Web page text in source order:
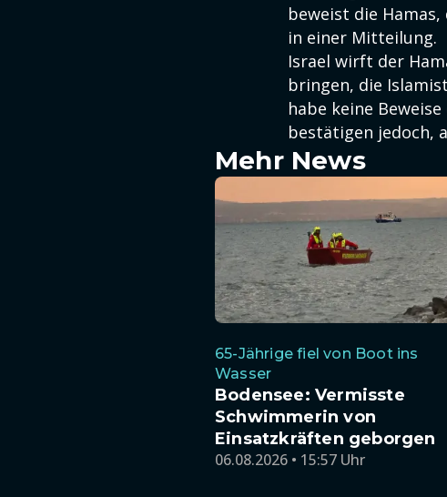
beweist die
in einer Mitteilung.
Israel wirft der
bringen, die
habe keine
bestätigen jedoch,
Mehr News
65-Jährige fiel von Boot ins
Wasser
Bodensee: Vermisste
Schwimmerin von
Einsatzkräften geborgen
06.08.2026 • 15:57 Uhr